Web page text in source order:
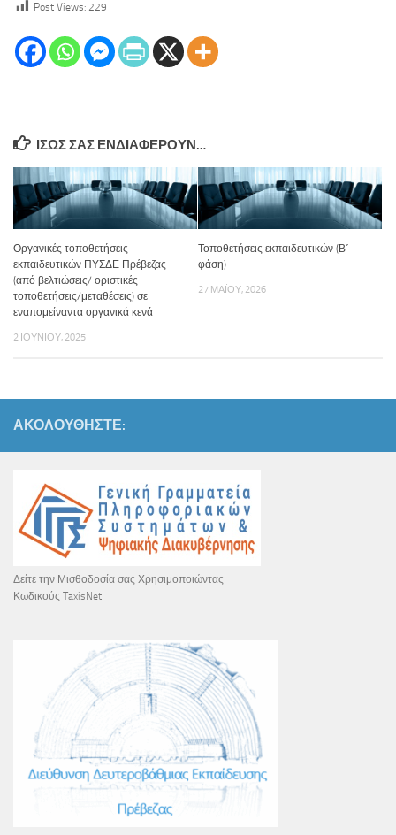
Post Views: 229
ΊΣΩΣ ΣΑΣ ΕΝΔΙΑΦΈΡΟΥΝ…
Οργανικές τοποθετήσεις
εκπαιδευτικών ΠΥΣΔΕ Πρέβεζας
(από βελτιώσεις/ οριστικές
τοποθετήσεις/μεταθέσεις) σε
εναπομείναντα οργανικά κενά
2 ΙΟΥΝΊΟΥ, 2025
Τοποθετήσεις εκπαιδευτικών (Β΄
φάση)
27 ΜΑΪ́ΟΥ, 2026
ΑΚΟΛΟΥΘΉΣΤΕ:
Δείτε την Μισθοδοσία σας Χρησιμοποιώντας
Κωδικούς TaxisNet